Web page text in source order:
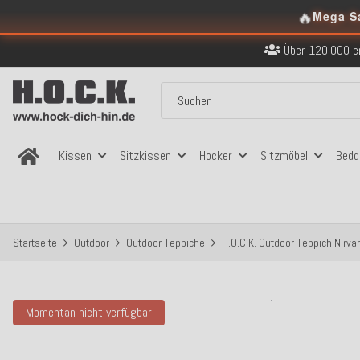
🔥Mega
Kostenloser Versand
Über 120.000
Sicher
Kostenloser Versand
Kissen Sitzkissen Hocker Sitzmöbel
Startseite Outdoor Outdoor Teppiche H.O.C.K. Outdoor Teppich
Momentan nicht verfügbar